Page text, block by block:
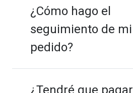
¿Cómo hago el
seguimiento de mi
pedido?
¿Tendré que pagar